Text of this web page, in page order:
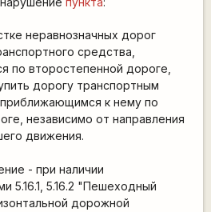
неравнозначных дорог
средства,
по второстепенной дороге,
дорогу транспортным
к нему по
независимо от направления
движения.
- при наличии
5.16.1, 5.16.2 "Пешеходный
дорожной